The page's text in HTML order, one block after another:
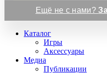
Ещё не с нами?
Каталог
Игры
Аксессуары
Медиа
Публикации